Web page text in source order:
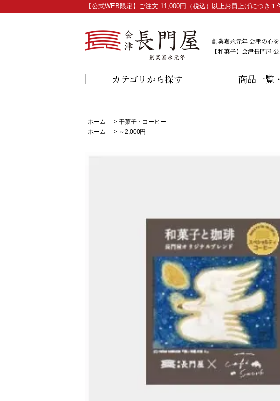
【公式WEB限定】ご注文 11,000円（税込）以上お買上げにつき１
創業嘉永元年 会津の心
【和菓子】会津長門屋
カテゴリから探す 商品一覧
ホーム > 干菓子・コーヒー
ホーム
> ～2,000円